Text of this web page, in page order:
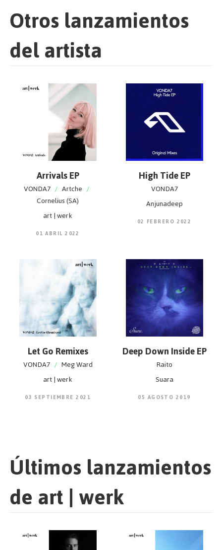
Otros lanzamientos
del artista
Arrivals EP
VONDA7 / Artche /
Cornelius (SA)
art | werk
01 ABRIL 2022
High Tide EP
VONDA7
Anjunadeep
02 FEBRERO 2022
Let Go Remixes
VONDA7 / Meg Ward
art | werk
03 SEPTIEMBRE 2021
Deep Down Inside EP
Raito
Suara
05 AGOSTO 2019
Últimos lanzamientos
de art | werk